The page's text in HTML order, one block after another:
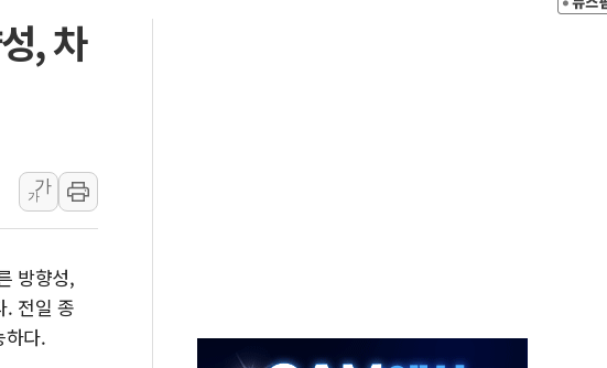
툼 중 어머니 살해 10대 구속…범행 후 반려견도 죽여
원·대구·경북 경선서 정청래에 승리…金 48.54% vs 鄭 44.40%
강원·대구·경북 경선 결과...김민석 48.54% 정청래 44.40%
, 강원 경선 결과 발표...김민석 50.30% 정청래 41.94% 송영길 7.76%
SKT 장기고객 400명 맞이…"마음 잇는 시간 되길"
동 소상공인에 '행복상자' 전달
절 현수막 '태극기 거꾸로' 논란…이틀만에 철거
역 전면 손질… 예술·체육요원 최대 33% 감축
, 차
가
가
방향성,
. 전일 종
하다.